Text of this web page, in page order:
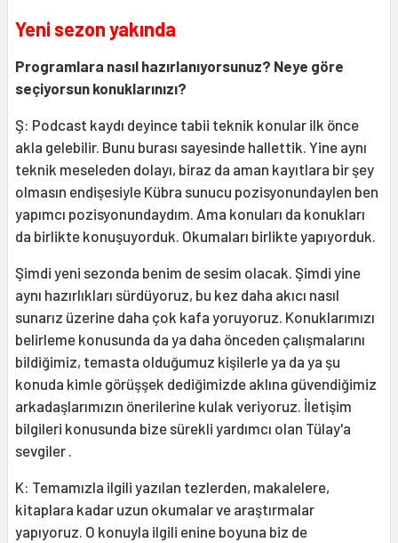
Yeni sezon yakında
Programlara nasıl hazırlanıyorsunuz? Neye göre
seçiyorsun konuklarınızı?
Ş: Podcast kaydı deyince tabii teknik konular ilk önce
akla gelebilir. Bunu burası sayesinde hallettik. Yine aynı
teknik meseleden dolayı, biraz da aman kayıtlara bir şey
olmasın endişesiyle Kübra sunucu pozisyonundaylen ben
yapımcı pozisyonundaydım. Ama konuları da konukları
da birlikte konuşuyorduk. Okumaları birlikte yapıyorduk.
Şimdi yeni sezonda benim de sesim olacak. Şimdi yine
aynı hazırlıkları sürdüyoruz, bu kez daha akıcı nasıl
sunarız üzerine daha çok kafa yoruyoruz. Konuklarımızı
belirleme konusunda da ya daha önceden çalışmalarını
bildiğimiz, temasta olduğumuz kişilerle ya da ya şu
konuda kimle görüşşek dediğimizde aklına güvendiğimiz
arkadaşlarımızın önerilerine kulak veriyoruz. İletişim
bilgileri konusunda bize sürekli yardımcı olan Tülay'a
sevgiler .
K: Temamızla ilgili yazılan tezlerden, makalelere,
kitaplara kadar uzun okumalar ve araştırmalar
yapıyoruz. O konuyla ilgili enine boyuna biz de